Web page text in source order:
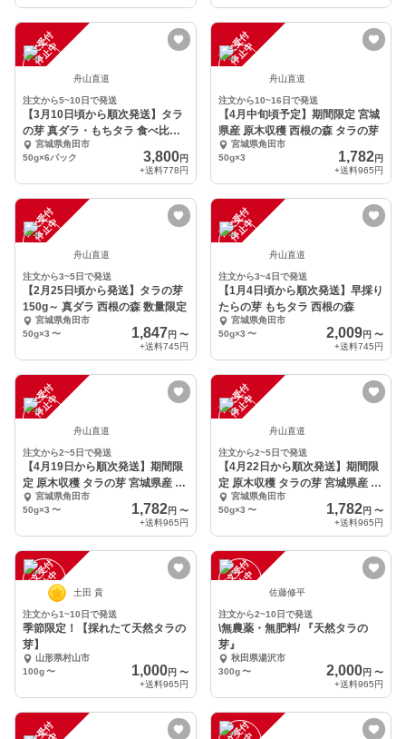
注
文
受
付
停
止
中
舟山直道
注文から5~10日で発送
【3月10日頃から順次発送】タラ
の芽 真ダラ・もちタラ 食べ比べ
セット
宮城県角田市
50g×6パック
3,800円
+送料778円
注
文
受
付
停
止
中
舟山直道
注文から10~16日で発送
【4月中旬頃予定】期間限定 宮城
県産 原木収穫 西根の森 タラの芽
宮城県角田市
50g×3
1,782円
+送料965円
注
文
受
付
停
止
中
舟山直道
注文から3~5日で発送
【2月25日頃から発送】タラの芽
150g～ 真ダラ 西根の森 数量限定
宮城県角田市
50g×3 〜 1,847 円 〜
+送料745円
注
文
受
付
停
止
中
舟山直道
注文から3~4日で発送
【1月4日頃から順次発送】早採り
たらの芽 もちタラ 西根の森
宮城県角田市
50g×3 〜 2,009円 〜
+送料745円
注
文
受
付
停
止
中
舟山直道
注文から2~5日で発送
【4月19日から順次発送】期間限
定 原木収穫 タラの芽 宮城県産 西
根の森
宮城県角田市
50g×3 〜 1,782円 〜
+送料965円
注
文
受
付
停
止
中
舟山直道
注文から2~5日で発送
【4月22日から順次発送】期間限
定 原木収穫 タラの芽 宮城県産 西
根の森
宮城県角田市
50g×3 〜 1,782円 〜
+送料965円
注
文
受
付
停
止
中 土田 貴
注文から1~10日で発送
季節限定！【採れたて天然タラの
芽】
山形県村山市
100g〜 1,000円 〜
+送料965円
注
文
受
付
停
止
中 佐藤修平
注文から2~10日で発送
\無農薬・無肥料/ 『天然タラの
芽』
秋田県湯沢市
300g 〜 2,000円 〜
+送料965円